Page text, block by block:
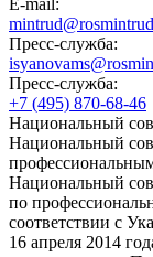
E-mail:
Пресс-служба:
Пресс-служба:
+7 (495) 870-68-46
Национальный
Национальный
Национальный
по
соответствии с
16 апреля 2014